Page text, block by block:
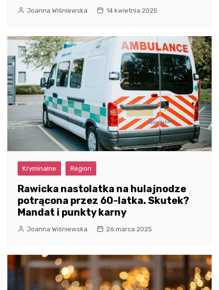
Joanna Wiśniewska 14 kwietnia 2025
Kryminalne Region
Rawicka nastolatka na hulajnodze
potrącona przez 60-latka. Skutek?
Mandat i punkty karny
Joanna Wiśniewska 26 marca 2025